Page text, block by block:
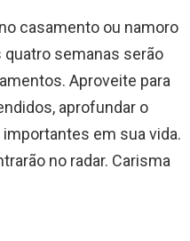
casamento ou namoro
quatro semanas serão
Aproveite para
aprofundar o
em sua vida.
no radar. Carisma